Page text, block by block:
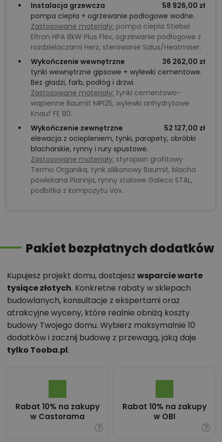
Instalacja grzewcza
58 926,00 zł
pompa ciepła + ogrzewanie podłogowe wodne.
Zastosowane materiały: pompa ciepła Stiebel
Eltron HPA 8kW Plus Flex, ogrzewanie podłogowe z
rozdzielaczami Herz, sterowanie Salus/Heatmiser.
Wykończenie wewnętrzne
36 262,00 zł
tynki wewnętrzne gipsowe + wylewki cementowe.
Bez gładzi, farb, podłóg i drzwi.
Zastosowane materiały: tynki cementowo-
wapienne Baumit MPI25, wylewki anhydrytowe
Knauf FE 80.
Wykończenie zewnętrzne
52 127,00 zł
elewacja z ociepleniem, tynki, parapety, obróbki
blacharskie, rynny i rury spustowe.
Zastosowane materiały: styropian grafitowy
Termo Organika, tynk silikonowy Baumit, blacha
powlekana Plannja, rynny stalowe Galeco STAL,
podbitka z kompozytu Vox.
Pakiet bezpłatnych dodatków
Kupujesz projekt domu, dostajesz wsparcie warte
tysiące złotych. Konkretne rabaty w sklepach
budowlanych, konsultacje z ekspertami oraz
atrakcyjne wyceny, które realnie obniżą koszty
budowy Twojego domu. Wybierz maksymalnie 10
dodatków i zacznij budowę z przewagą, jaką daje
tylko Tooba.pl.
Rabat 10% na zakupy
w Castorama
Rabat 10% na zakupy
w OBI